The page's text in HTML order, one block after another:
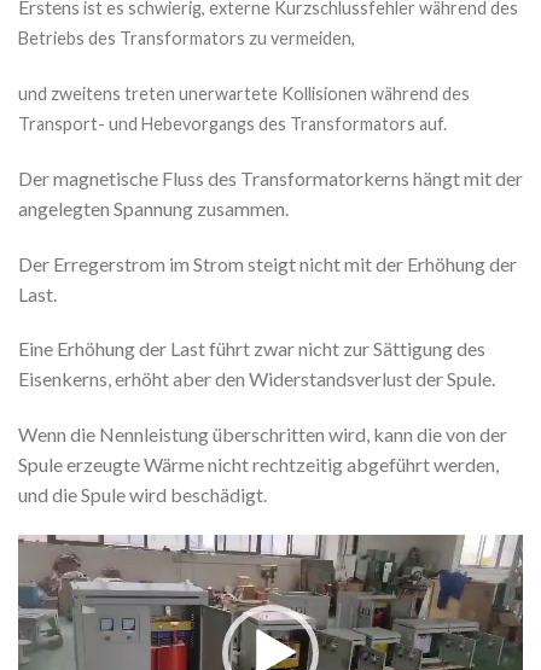
Erstens ist es schwierig, externe Kurzschlussfehler während des
Betriebs des Transformators zu vermeiden,
und zweitens treten unerwartete Kollisionen während des
Transport- und Hebevorgangs des Transformators auf.
Der magnetische Fluss des Transformatorkerns hängt mit der
angelegten Spannung zusammen.
Der Erregerstrom im Strom steigt nicht mit der Erhöhung der
Last.
Eine Erhöhung der Last führt zwar nicht zur Sättigung des
Eisenkerns, erhöht aber den Widerstandsverlust der Spule.
Wenn die Nennleistung überschritten wird, kann die von der
Spule erzeugte Wärme nicht rechtzeitig abgeführt werden,
und die Spule wird beschädigt.
Video
Player